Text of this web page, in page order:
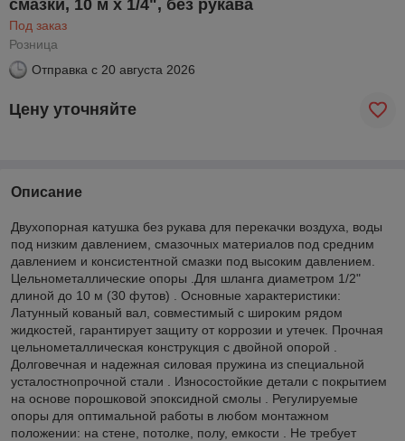
смазки, 10 м х 1/4", без рукава
Под заказ
Розница
Отправка с 20 августа 2026
Цену уточняйте
Описание
Двухопорная катушка без рукава для перекачки воздуха, воды
под низким давлением, смазочных материалов под средним
давлением и консистентной смазки под высоким давлением.
Цельнометаллические опоры .Для шланга диаметром 1/2"
длиной до 10 м (30 футов) . Основные характеристики:
Латунный кованый вал, совместимый с широким рядом
жидкостей, гарантирует защиту от коррозии и утечек. Прочная
цельнометаллическая конструкция с двойной опорой .
Долговечная и надежная силовая пружина из специальной
усталостнопрочной стали . Износостойкие детали с покрытием
на основе порошковой эпоксидной смолы . Регулируемые
опоры для оптимальной работы в любом монтажном
положении: на стене, потолке, полу, емкости . Не требует